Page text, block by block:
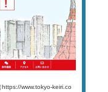
www.tokyo-keiri.co